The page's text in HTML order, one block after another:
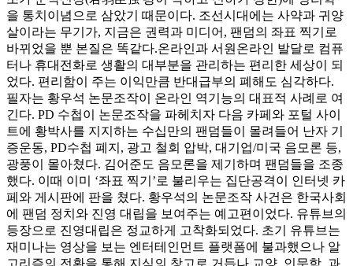
을 통치이념으로 삼았기 때문이다. 조선시대에는 사약과 귀양
살이라는 무기가, 지금은 권력과 미디어, 팬덤의 좌표 찍기로
바뀌었을 뿐 본질은 똑같다.온라인과 서원온라인 발달로 컴퓨
터나 휴대전화로 생활의 대부분을 관리하는 편리한 세상이 되
었다. 편리함이 주는 이익만큼 반대급부의 폐해도 심각하다.
필자는 황우석 논문조작이 온라인 역기능의 대표적 사례로 여
긴다. PD 수첩이 논문조작을 파헤치자 다음 카페와 포털 사이
트에 황박사를 지지하는 수십만의 팬덤들이 몰려들어 난자 기
증운동, PD수첩 폐지, 광고 철회 압박, 대기업/미국 음모론 등,
광풍이 몰아쳤다. 김어준도 음모론을 제기하며 팬덤들을 조종
했다. 이때 이미 ‘좌표 찍기’로 불리우는 집단공격이 인터넷 카
페와 게시판에 판을 쳤다. 황우석의 논문조작 사건은 한국사회
에 팬덤 정치와 진영 대립을 보여주는 예고편이었다. 유튜브의
등장으로 진영대립은 정교하게 고착화되었다. 초기 유튜브는
재미나는 영상을 보는 엔터테인먼트 플랫폼에 불과했으나 알
고리즘의 전환을 통해 지식의 창고로 거듭나 교양, 인문학, 과